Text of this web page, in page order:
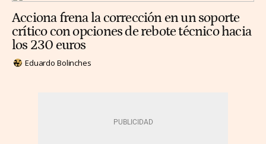
Acciona frena la corrección en un soporte
crítico con opciones de rebote técnico hacia
los 230 euros
Eduardo Bolinches